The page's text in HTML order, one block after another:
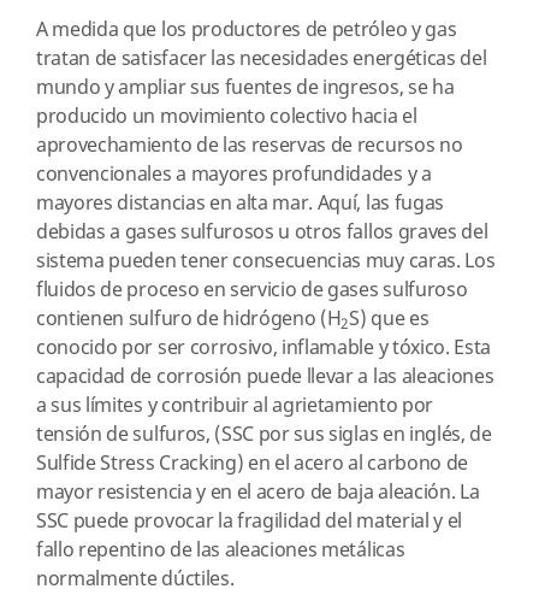
A medida que los productores de petróleo y gas
tratan de satisfacer las necesidades energéticas del
mundo y ampliar sus fuentes de ingresos, se ha
producido un movimiento colectivo hacia el
aprovechamiento de las reservas de recursos no
convencionales a mayores profundidades y a
mayores distancias en alta mar. Aquí, las fugas
debidas a gases sulfurosos u otros fallos graves del
sistema pueden tener consecuencias muy caras. Los
fluidos de proceso en servicio de gases sulfuroso
contienen sulfuro de hidrógeno (H2S) que es
conocido por ser corrosivo, inflamable y tóxico. Esta
capacidad de corrosión puede llevar a las aleaciones
a sus límites y contribuir al agrietamiento por
tensión de sulfuros, (SSC por sus siglas en inglés, de
Sulfide Stress Cracking) en el acero al carbono de
mayor resistencia y en el acero de baja aleación. La
SSC puede provocar la fragilidad del material y el
fallo repentino de las aleaciones metálicas
normalmente dúctiles.